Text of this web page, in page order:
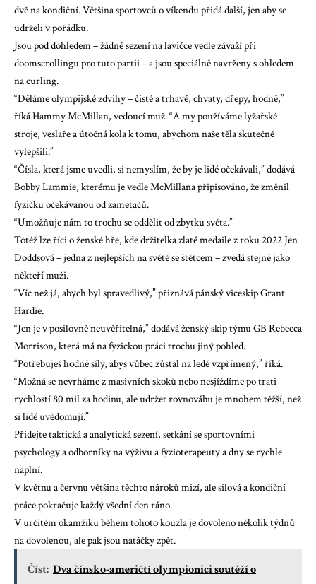
dvě na kondiční. Většina sportovců o víkendu přidá další, jen aby se
udrželi v pořádku.
Jsou pod dohledem – žádné sezení na lavičce vedle závaží při
doomscrollingu pro tuto partii – a jsou speciálně navrženy s ohledem
na curling.
“Děláme olympijské zdvihy – čisté a trhavé, chvaty, dřepy, hodně,”
říká Hammy McMillan, vedoucí muž. “A my používáme lyžařské
stroje, veslaře a útočná kola k tomu, abychom naše těla skutečně
vylepšili.”
“Čísla, která jsme uvedli, si nemyslím, že by je lidé očekávali,” dodává
Bobby Lammie, kterému je vedle McMillana připisováno, že změnil
fyzičku očekávanou od zametačů.
“Umožňuje nám to trochu se oddělit od zbytku světa.”
Totéž lze říci o ženské hře, kde držitelka zlaté medaile z roku 2022 Jen
Doddsová – jedna z nejlepších na světě se štětcem – zvedá stejně jako
někteří muži.
“Víc než já, abych byl spravedlivý,” přiznává pánský viceskip Grant
Hardie.
“Jen je v posilovně neuvěřitelná,” dodává ženský skip týmu GB Rebecca
Morrison, která má na fyzickou práci trochu jiný pohled.
“Potřebuješ hodně síly, abys vůbec zůstal na ledě vzpřímený,” říká.
“Možná se nevrháme z masivních skoků nebo nesjíždíme po trati
rychlostí 80 mil za hodinu, ale udržet rovnováhu je mnohem těžší, než
si lidé uvědomují.”
Přidejte taktická a analytická sezení, setkání se sportovními
psychology a odborníky na výživu a fyzioterapeuty a dny se rychle
naplní.
V květnu a červnu většina těchto nároků mizí, ale silová a kondiční
práce pokračuje každý všední den ráno.
V určitém okamžiku během tohoto kouzla je dovoleno několik týdnů
na dovolenou, ale pak jsou natáčky zpět.
Číst: Dva čínsko-američtí olympionici soutěží o